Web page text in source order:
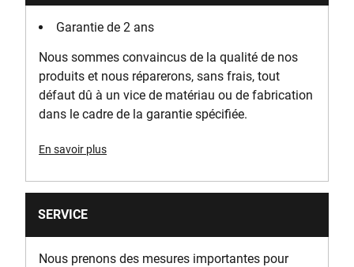
1.028
Largeur du produit [mm]
165
Orbital
Garantie de 2 ans
Nous sommes convaincus de la qualité de nos
produits et nous réparerons, sans frais, tout
défaut dû à un vice de matériau ou de fabrication
dans le cadre de la garantie spécifiée.
En savoir plus
SERVICE
Nous prenons des mesures importantes pour